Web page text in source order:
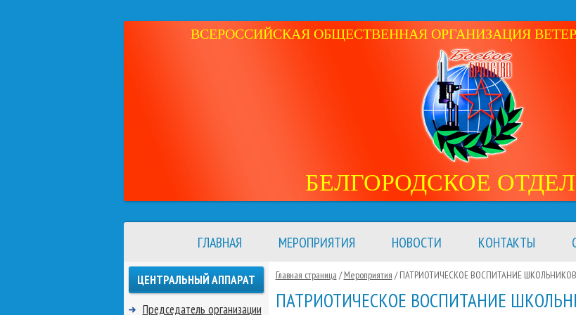
ВСЕРОССИЙСКАЯ ОБЩЕСТВЕННАЯ ОРГАНИЗАЦИЯ
БЕЛГОРОДСКОЕ
ГЛАВНАЯ МЕРОПРИЯТИЯ НОВОСТИ КОНТАКТЫ
Главная страница /Мероприятия /ПАТРИОТИЧЕСКОЕ ВОСПИТАНИЕ ШКОЛЬНИКОВ
ПАТРИОТИЧЕСКОЕ ВОСПИТАНИЕ
ЦЕНТРАЛЬНЫЙ АППАРАТ
Председатель организации